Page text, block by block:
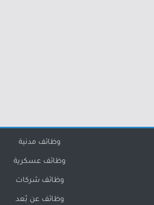
وظائف مدنية
وظائف عسكرية
وظائف شركات
وظائف عن بُعد